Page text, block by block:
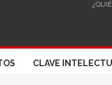
CLAVE